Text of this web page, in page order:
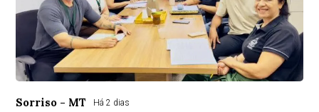
Sorriso - MT Há 2 dias